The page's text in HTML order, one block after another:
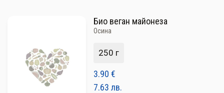
НАПИТКИ
КОЗМЕТИКА
Био веган майонеза
Осина
250 г
3.90 €
7.63 лв.